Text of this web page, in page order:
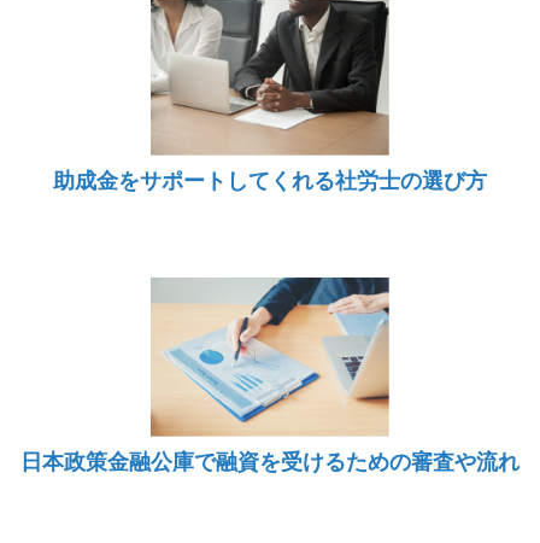
助成金をサポートしてくれる社労士の選び方
日本政策金融公庫で融資を受けるための審査や流れ